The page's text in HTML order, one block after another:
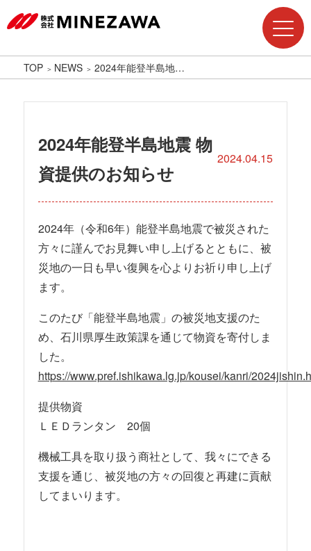
TOP NEWS 2024年能登半島地…
2024年能登半島地震 物
資提供のお知らせ
2024.04.15
2024年（令和6年）能登半島地震で被災された
方々に謹んでお見舞い申し上げるとともに、被
災地の一日も早い復興を心よりお祈り申し上げ
ます。
このたび「能登半島地震」の被災地支援のた
め、石川県厚生政策課を通じて物資を寄付しま
した。
https://www.pref.ishikawa.lg.jp/kousei/kanri/
提供物資
ＬＥＤランタン 20個
機械工具を取り扱う商社として、我々にできる
支援を通じ、被災地の方々の回復と再建に貢献
してまいります。